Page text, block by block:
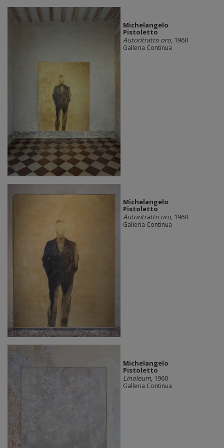
Michelangelo
Pistoletto
Autoritratto oro, 1960
Galleria Continua
Michelangelo
Pistoletto
Autoritratto oro, 1960
Galleria Continua
Michelangelo
Pistoletto
Linoleum, 1960
Galleria Continua